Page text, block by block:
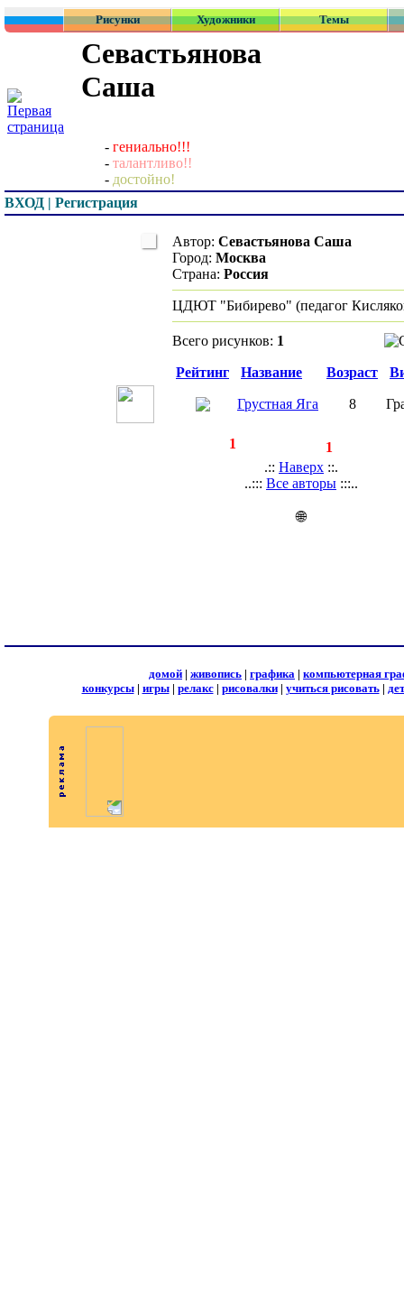
Рисунки Художники Темы
Севастьянова
Саша
- гениально!!!
- талантливо!!
- достойно!
ВХОД | Регистрация
Автор: Севастьянова Саша
Город: Москва
Страна: Россия
ЦДЮТ "Бибирево" (педагог
Всего рисунков: 1
Рейтинг Название Возраст
Грустная Яга 8
1
1
.:: Наверх ::.
..::: Все авторы :::..
🌐
домой | живопись | графика | компьютерная
конкурсы| игры| релакс| рисовалки| учиться рисовать|